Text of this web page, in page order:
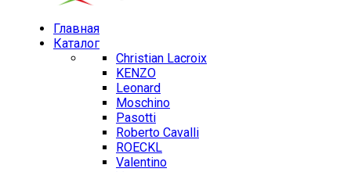
Главная
Каталог
Christian Lacroix
KENZO
Leonard
Moschino
Pasotti
Roberto Cavalli
ROECKL
Valentino